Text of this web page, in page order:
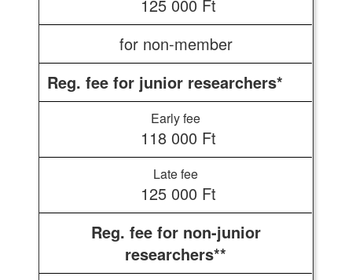
125 000 Ft
for non-member
Reg. fee for junior researchers*
118 000 Ft
125 000 Ft
Reg. fee for non-junior
researchers**